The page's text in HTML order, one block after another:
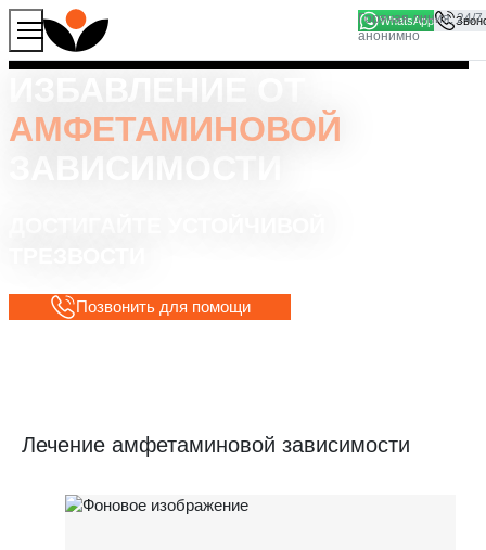
WhatsApp
АМФЕТАМИНОВОЙ
Позвонить для помощи
Лечение амфетаминовой зависимости
Продолжая работу с сайтом, вы соглашаетесь на то, что
мы используем файлы
Хорошо